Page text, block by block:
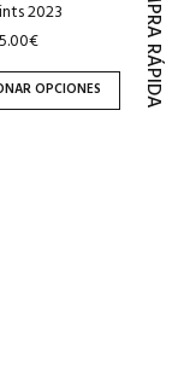
2023
€
OPCIONES COMPRA RÁPIDA